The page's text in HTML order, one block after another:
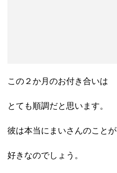
この２か月のお付き合いは
とても順調だと思います。
彼は本当にまいさんのことが
好きなのでしょう。